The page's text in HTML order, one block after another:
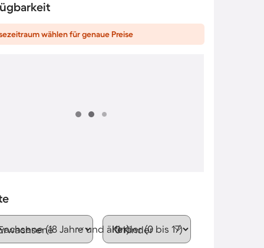
wählen für genaue Preise
(18 Jahre und älter)Kinder (0 bis 17)